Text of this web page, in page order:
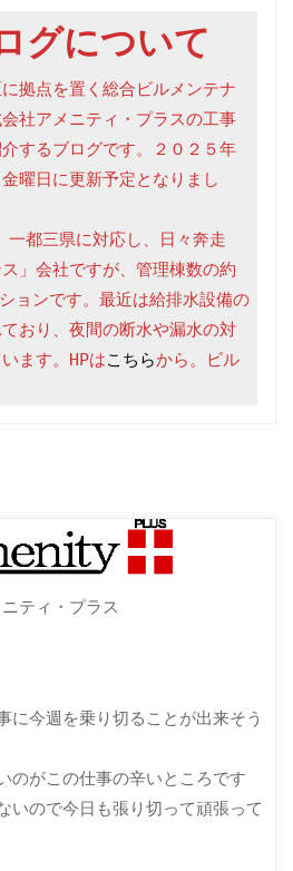
グについて
拠点を置く総合ビルメンテナ
社アメニティ・プラスの工事
するブログです。２０２５年
曜日に更新予定となりまし
都三県に対応し、日々奔走
」会社ですが、管理棟数の約
ョンです。最近は給排水設備の
おり、夜間の断水や漏水の対
ます。HPはこちらから。ビル
ティ・プラス
に今週を乗り切ることが出来そう
のがこの仕事の辛いところです
いので今日も張り切って頑張って